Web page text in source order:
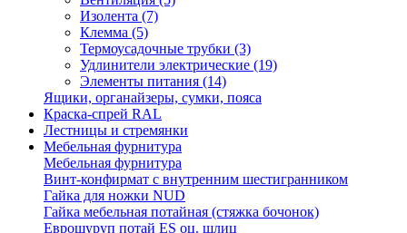
Изолента (7)
Клемма (5)
Термоусадочные трубки (3)
Удлинители электрические (19)
Элементы питания (14)
Ящики, органайзеры, сумки, пояса
Краска-спрей RAL
Лестницы и стремянки
Мебельная фурнитура
Мебельная фурнитура
Винт-конфирмат с внутренним шестигранником
Гайка для ножки NUD
Гайка мебельная потайная (стяжка бочонок)
Еврошуруп потай ES оц. шлиц